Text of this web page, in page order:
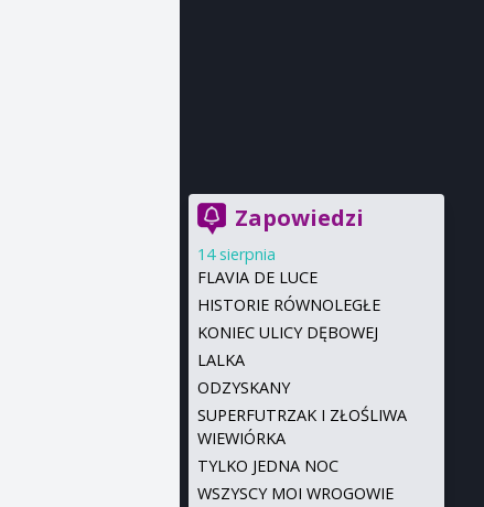
Zapowiedzi
14 sierpnia
FLAVIA DE LUCE
HISTORIE RÓWNOLEGŁE
KONIEC ULICY DĘBOWEJ
LALKA
ODZYSKANY
SUPERFUTRZAK I ZŁOŚLIWA
WIEWIÓRKA
TYLKO JEDNA NOC
WSZYSCY MOI WROGOWIE